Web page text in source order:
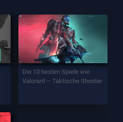
Die 10 besten Spiele wie
Valorant – Taktische Shooter